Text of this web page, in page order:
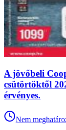
A jövőbeli
csütörtöktől
érvényes.
Nem